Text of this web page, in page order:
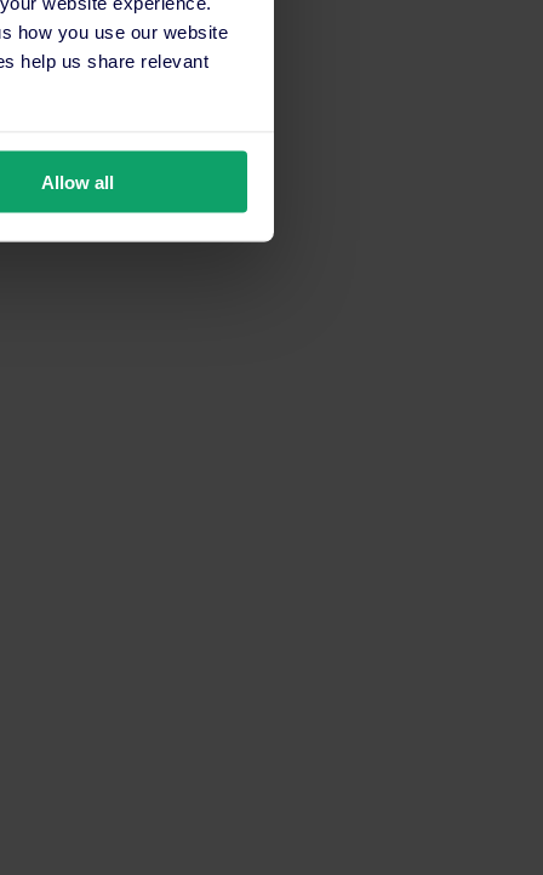
how you use our website
help us share relevant
Allow all